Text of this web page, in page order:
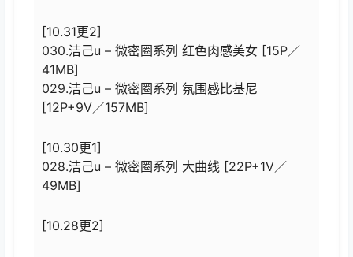
[10.31更2]
030.洁己u – 微密圈系列 红色肉感美女 [15P／
41MB]
029.洁己u – 微密圈系列 氛围感比基尼
[12P+9V／157MB]
[10.30更1]
028.洁己u – 微密圈系列 大曲线 [22P+1V／
49MB]
[10.28更2]